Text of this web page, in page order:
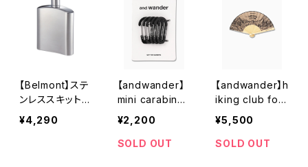
【Belmont】ステ
ンレススキットル
100
¥4,290
【andwander】
mini carabiner
set
¥2,200
SOLD OUT
【andwander】h
iking club fold
ing hand fan
¥5,500
SOLD OUT